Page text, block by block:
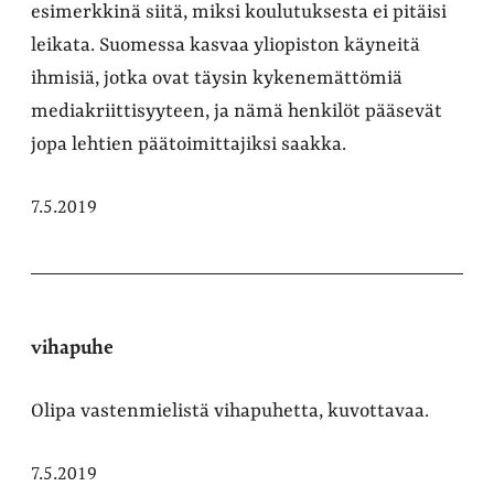
esimerkkinä siitä, miksi koulutuksesta ei pitäisi
leikata. Suomessa kasvaa yliopiston käyneitä
ihmisiä, jotka ovat täysin kykenemättömiä
mediakriittisyyteen, ja nämä henkilöt pääsevät
jopa lehtien päätoimittajiksi saakka.
7.5.2019
vihapuhe
Olipa vastenmielistä vihapuhetta, kuvottavaa.
7.5.2019